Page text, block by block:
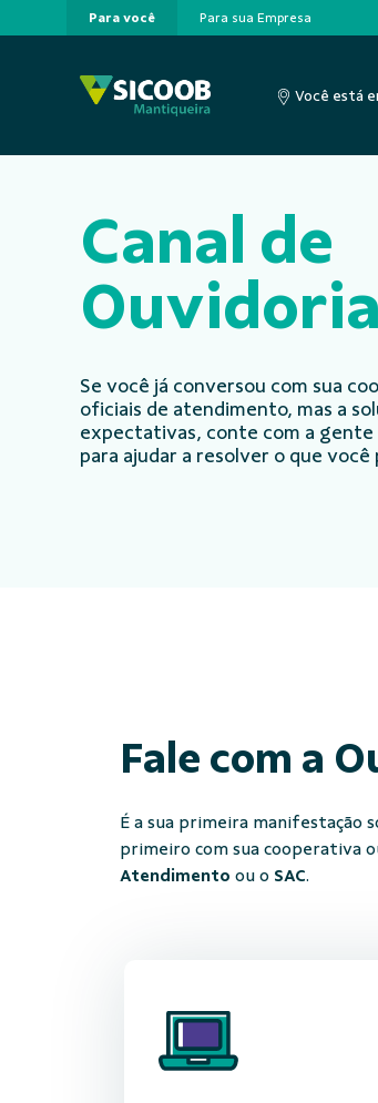
Pular para o Conteúdo principal
Para você Para sua Empresa
Você está
Canal de
Ouvidoria
Se você já conversou com sua
oficiais de atendimento, mas a
expectativas, conte com a gente
para ajudar a resolver o que você
Fale com a
É a sua primeira manifestação
primeiro com sua cooperativa
Atendimento ou o SAC.